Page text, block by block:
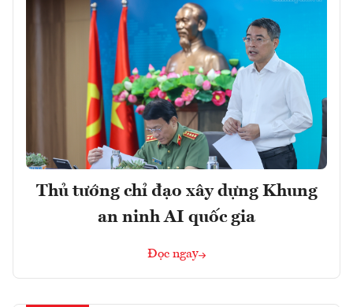
Thủ tướng chỉ đạo xây dựng Khung
an ninh AI quốc gia
Đọc ngay